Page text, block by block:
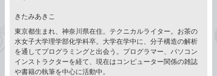
きたみあきこ
東京都生まれ、神奈川県在住。テクニカルライター。お茶の
水女子大学理学部化学科卒。大学在学中に、分子構造の解析
を通してプログラミングと出会う。プログラマー、パソコン
インストラクターを経て、現在はコンピューター関係の雑誌
や書籍の執筆を中心に活動中。